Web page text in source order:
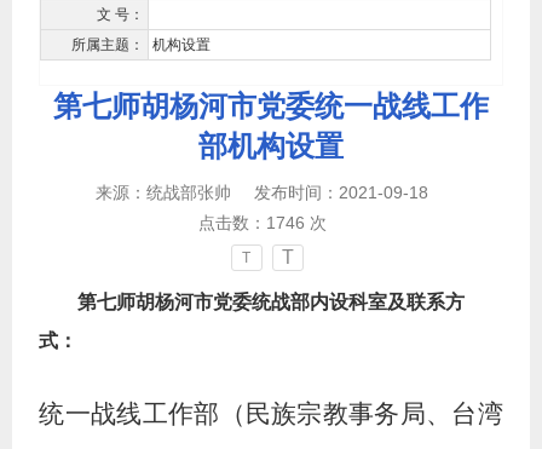
文 号：
所属主题：
机构设置
第七师胡杨河市党委统一战线工作
部机构设置
来源：统战部张帅
发布时间：2021-09-18
点击数： 1746 次
T T
第七师胡杨河市党委统战部内设科室及联系方
式：
统一战线工作部（民族宗教事务局、台湾